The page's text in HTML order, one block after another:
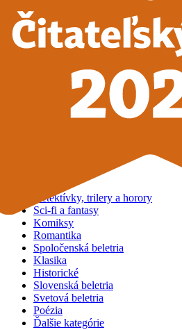
Prihlásiť
Vyhľadávanie
Detektívky, trilery a horory
Sci-fi a fantasy
Komiksy
Romantika
Spoločenská beletria
Klasika
Historické
Slovenská beletria
Svetová beletria
Poézia
Ďalšie kategórie